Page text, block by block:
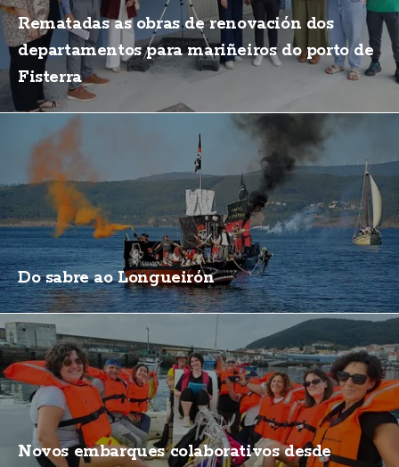
Rematadas as obras de renovación dos
departamentos para mariñeiros do porto de
Fisterra
Do sabre ao Longueirón
Novos embarques colaborativos desde